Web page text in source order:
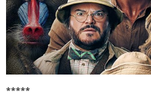
*****